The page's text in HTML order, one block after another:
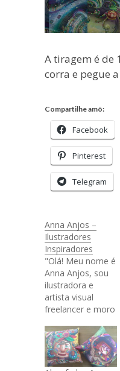
A tiragem é de
corra e pegue
Compartilhe amô:
Facebook
Pinterest
Telegram
Anna Anjos –
Ilustradores
Inspiradores
"Olá! Meu nome é
Anna Anjos, sou
ilustradora e
artista visual
freelancer e moro
Hungria. Atuo
para publicidade,
editorial,